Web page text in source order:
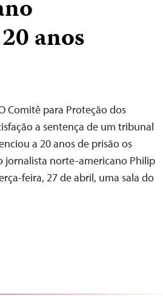
anos
Comitê para Proteção dos
a sentença de um tribunal
a 20 anos de prisão os
jornalista norte-americano Philip
feira, 27 de abril, uma sala do